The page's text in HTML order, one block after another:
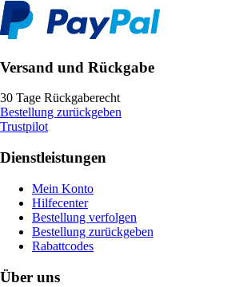
Versand und Rückgabe
30 Tage Rückgaberecht
Bestellung zurückgeben
Trustpilot
Dienstleistungen
Mein Konto
Hilfecenter
Bestellung verfolgen
Bestellung zurückgeben
Rabattcodes
Über uns